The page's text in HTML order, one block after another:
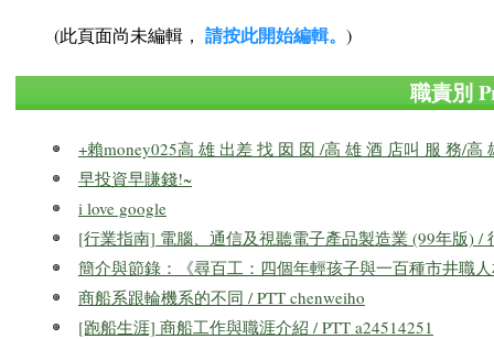
(此頁面尚未編輯， 請按此開始編輯。 )
職責別
+賴money025高 雄 出差 找 囡 囡 /高 雄 酒 店叫 服 務/高
早投資早賺錢!~
i love google
[行業指南] 電腦、通信及視聽電子產品製造業 (99年版) /
簡介與節錄：《尋百工：四個年輕孩子與一百種市井職
商船系跟輪機系的不同 / PTT chenweiho
[跑船生涯] 商船工作與職涯介紹 / PTT a24514251